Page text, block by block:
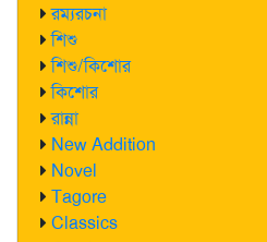
রম্যরচনা
শিশু
শিশু/কিশোর
কিশোর
রান্না
New Addition
Novel
Tagore
Classics